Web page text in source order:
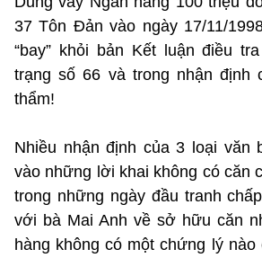
37 Tôn Đản vào ngày 17/11/
“bay” khỏi bản Kết luận điều
trạng số 66 và trong nhận định
thẩm!
Nhiều nhận định của 3 loại văn
vào những lời khai không có căn
trong những ngày đầu tranh
với bà Mai Anh về sở hữu căn
hàng không có một chứng lý nào